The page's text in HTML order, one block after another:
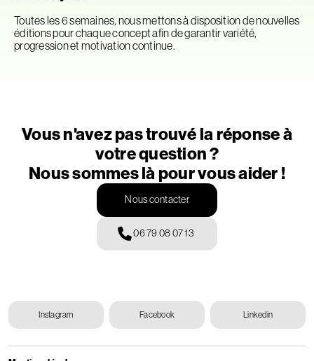
Toutes les 6 semaines, nous mettons à disposition de nouvelles
éditions pour chaque concept afin de garantir variété,
progression et motivation continue.
Vous n'avez pas trouvé la réponse à
votre question ?
Nous sommes là pour vous aider !
Nous contacter
06 79 08 07 13
Instagram Facebook Linkedin